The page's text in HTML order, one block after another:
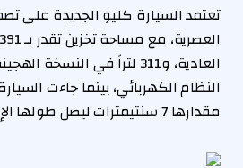
تعتمد السيارة كليو الجديدة على
العادية، و311 لتراً في
النظام الكهربائي، بينما جاءت
مقدارها 7 سنتيمترات ليصل طولها الإجمالي إلى 4.12 متر.